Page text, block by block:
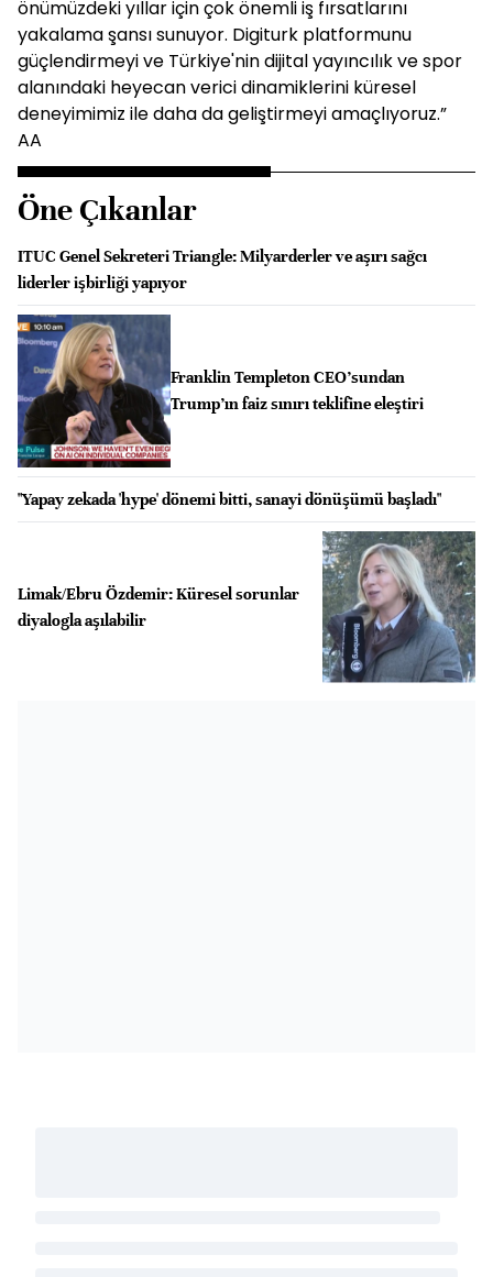
önümüzdeki yıllar için çok önemli iş fırsatlarını
yakalama şansı sunuyor. Digiturk platformunu
güçlendirmeyi ve Türkiye'nin dijital yayıncılık ve spor
alanındaki heyecan verici dinamiklerini küresel
deneyimimiz ile daha da geliştirmeyi amaçlıyoruz.”
AA
Öne Çıkanlar
ITUC Genel Sekreteri Triangle: Milyarderler ve aşırı sağcı
liderler işbirliği yapıyor
Franklin Templeton CEO’sundan
Trump’ın faiz sınırı teklifine eleştiri
"Yapay zekada 'hype' dönemi bitti, sanayi dönüşümü başladı"
Limak/Ebru Özdemir: Küresel sorunlar
diyalogla aşılabilir